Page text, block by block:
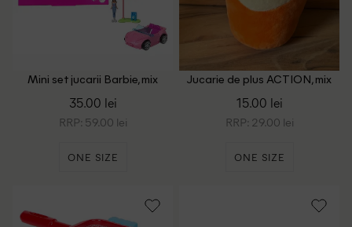
Mini set jucarii Barbie, mix
35.00 lei
RRP: 59.00 lei
ONE SIZE
Jucarie de plus ACTION, mix
15.00 lei
RRP: 29.00 lei
ONE SIZE